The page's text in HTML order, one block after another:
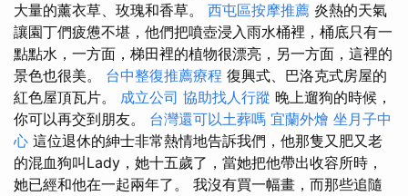
大量的薰衣草、玫瑰和香草。 西屯區按摩推薦 炎熱的天氣
讓園丁們疲憊不堪，他們把噴壺浸入雨水桶裡，桶底只有一
點點水，一方面，梯田裡的植物很漂亮，另一方面，這裡的
景色也很美。 台中整復推薦療程 復興式、巴洛克式房屋的
紅色屋頂瓦片。 成立公司 協助找人行蹤 晚上遛狗的時候，
你可以再交到朋友。 台灣還可以土葬嗎 宜蘭外燴 坐月子中
心 這位退休的紳士非常熱情地告訴我們，他那隻又肥又老
的混血狗叫Lady，她十五歲了，當她把他帶出收容所時，
她已經和他在一起兩年了。 我沒有買一幅畫，而那些追隨